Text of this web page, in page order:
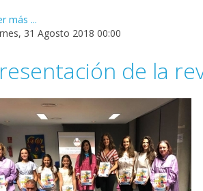
más ...
31 Agosto 2018 00:00
de la